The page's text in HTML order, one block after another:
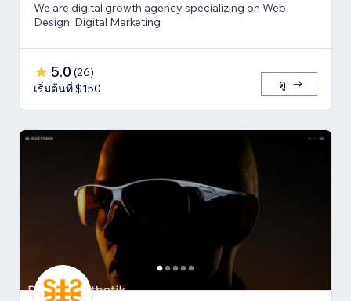
We are digital growth agency specializing on Web
Design, Digital Marketing
5.0 (26)
เริ่มต้นที่ $150
ดู